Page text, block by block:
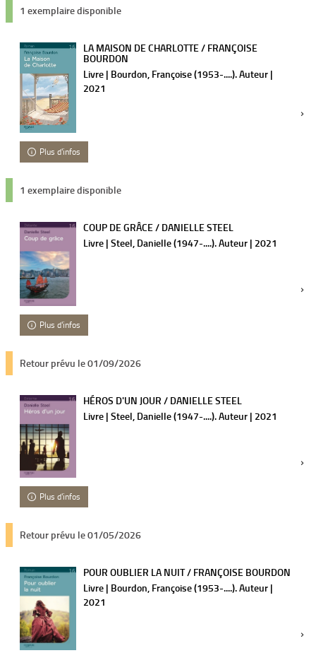
1 exemplaire disponible
LA MAISON DE CHARLOTTE / FRANÇOISE
BOURDON
Livre | Bourdon, Françoise (1953-....). Auteur |
2021
Plus d'infos
1 exemplaire disponible
COUP DE GRÂCE / DANIELLE STEEL
Livre | Steel, Danielle (1947-....). Auteur | 2021
Plus d'infos
Retour prévu le 01/09/2026
HÉROS D'UN JOUR / DANIELLE STEEL
Livre | Steel, Danielle (1947-....). Auteur | 2021
Plus d'infos
Retour prévu le 01/05/2026
POUR OUBLIER LA NUIT / FRANÇOISE BOURDON
Livre | Bourdon, Françoise (1953-....). Auteur |
2021